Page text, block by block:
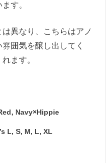
す。
異なり、こちらはアノ
囲気を醸し出してく
ます。
Navy×Hippie
L, S, M, L, XL